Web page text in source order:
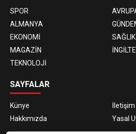
SPOR
ALMANYA
EKONOMİ
SAĞLIK
MAGAZİN
TEKNOLOJİ
SAYFALAR
Künye
İletişim
Hakkımızda
Yasal